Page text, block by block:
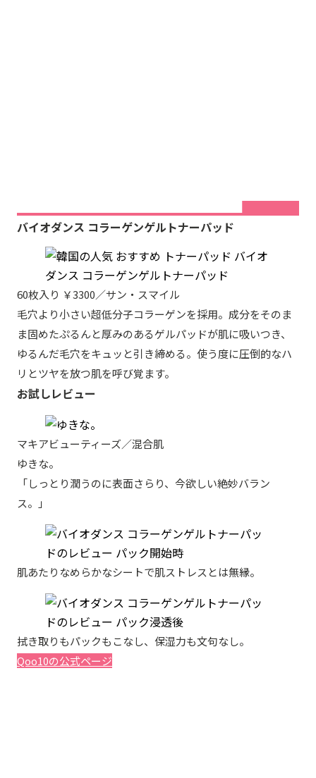
バイオダンス コラーゲンゲルトナーパッド
60枚入り ￥3300／サン・スマイル
毛穴より小さい超低分子コラーゲンを採用。成分をそのま
ま固めたぷるんと厚みのあるゲルパッドが肌に吸いつき、
ゆるんだ毛穴をキュッと引き締める。使う度に圧倒的なハ
リとツヤを放つ肌を呼び覚ます。
お試しレビュー
マキアビューティーズ／混合肌
ゆきな。
「しっとり潤うのに表面さらり、今欲しい絶妙バラン
ス。」
肌あたりなめらかなシートで肌ストレスとは無縁。
拭き取りもパックもこなし、保湿力も文句なし。
Qoo10の公式ページ